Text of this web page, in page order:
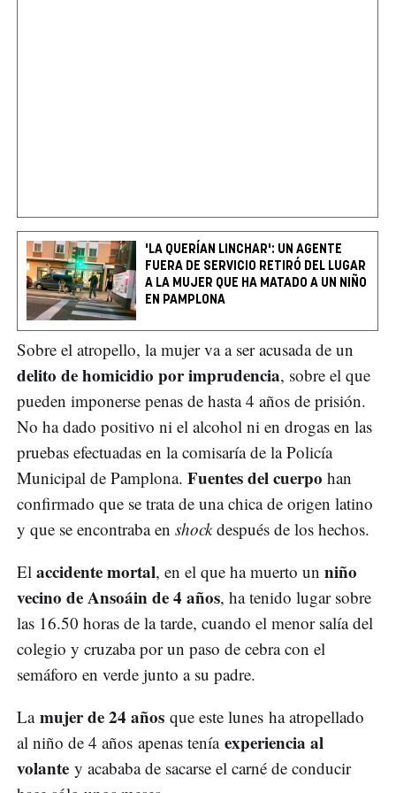
'LA QUERÍAN LINCHAR': UN AGENTE
FUERA DE SERVICIO RETIRÓ DEL LUGAR
A LA MUJER QUE HA MATADO A UN NIÑO
EN PAMPLONA
Sobre el atropello, la mujer va a ser acusada de un
delito de homicidio por imprudencia, sobre el que
pueden imponerse penas de hasta 4 años de prisión.
No ha dado positivo ni el alcohol ni en drogas en las
pruebas efectuadas en la comisaría de la Policía
Municipal de Pamplona. Fuentes del cuerpo han
confirmado que se trata de una chica de origen latino
y que se encontraba en shockdespués de los hechos.
El accidente mortal, en el que ha muerto un niño
vecino de Ansoáin de 4 años, ha tenido lugar sobre
las 16.50 horas de la tarde, cuando el menor salía del
colegio y cruzaba por un paso de cebra con el
semáforo en verde junto a su padre.
La mujer de 24 años que este lunes ha atropellado
al niño de 4 años apenas tenía experiencia al
volante y acababa de sacarse el carné de conducir